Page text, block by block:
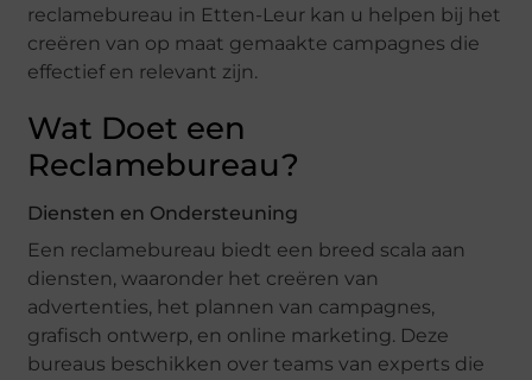
reclamebureau in Etten-Leur kan u helpen bij het
creëren van op maat gemaakte campagnes die
effectief en relevant zijn.
Wat Doet een
Reclamebureau?
Diensten en Ondersteuning
Een reclamebureau biedt een breed scala aan
diensten, waaronder het creëren van
advertenties, het plannen van campagnes,
grafisch ontwerp, en online marketing. Deze
bureaus beschikken over teams van experts die